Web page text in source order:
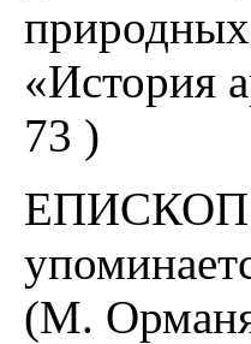
«История
73 )
(М.